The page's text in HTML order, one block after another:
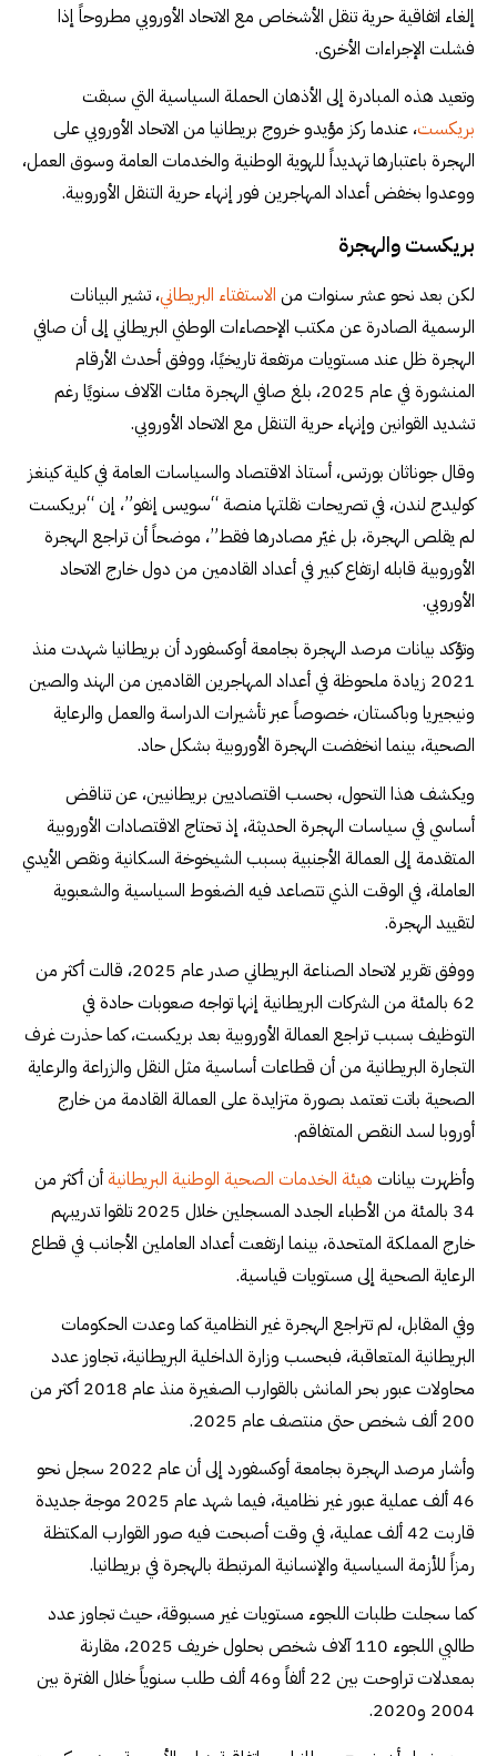
إلغاء اتفاقية حرية تنقل الأشخاص مع الاتحاد الأوروبي مطروحاً إذا
فشلت الإجراءات الأخرى.
وتعيد هذه المبادرة إلى الأذهان الحملة السياسية التي سبقت
بريكست، عندما ركز مؤيدو خروج بريطانيا من الاتحاد الأوروبي على
الهجرة باعتبارها تهديداً للهوية الوطنية والخدمات العامة وسوق العمل،
ووعدوا بخفض أعداد المهاجرين فور إنهاء حرية التنقل الأوروبية.
بريكست والهجرة
لكن بعد نحو عشر سنوات من الاستفتاء البريطاني، تشير البيانات
الرسمية الصادرة عن مكتب الإحصاءات الوطني البريطاني إلى أن صافي
الهجرة ظل عند مستويات مرتفعة تاريخيًا، ووفق أحدث الأرقام
المنشورة في عام 2025، بلغ صافي الهجرة مئات الآلاف سنويًا رغم
تشديد القوانين وإنهاء حرية التنقل مع الاتحاد الأوروبي.
وقال جوناثان بورتس، أستاذ الاقتصاد والسياسات العامة في كلية كينغز
كوليدج لندن، في تصريحات نقلتها منصة “سويس إنفو”، إن “بريكست
لم يقلص الهجرة، بل غيّر مصادرها فقط”، موضحاً أن تراجع الهجرة
الأوروبية قابله ارتفاع كبير في أعداد القادمين من دول خارج الاتحاد
الأوروبي.
وتؤكد بيانات مرصد الهجرة بجامعة أوكسفورد أن بريطانيا شهدت منذ
2021 زيادة ملحوظة في أعداد المهاجرين القادمين من الهند والصين
ونيجيريا وباكستان، خصوصاً عبر تأشيرات الدراسة والعمل والرعاية
الصحية، بينما انخفضت الهجرة الأوروبية بشكل حاد.
ويكشف هذا التحول، بحسب اقتصاديين بريطانيين، عن تناقض
أساسي في سياسات الهجرة الحديثة، إذ تحتاج الاقتصادات الأوروبية
المتقدمة إلى العمالة الأجنبية بسبب الشيخوخة السكانية ونقص الأيدي
العاملة، في الوقت الذي تتصاعد فيه الضغوط السياسية والشعبوية
لتقييد الهجرة.
ووفق تقرير لاتحاد الصناعة البريطاني صدر عام 2025، قالت أكثر من
62 بالمئة من الشركات البريطانية إنها تواجه صعوبات حادة في
التوظيف بسبب تراجع العمالة الأوروبية بعد بريكست، كما حذرت غرف
التجارة البريطانية من أن قطاعات أساسية مثل النقل والزراعة والرعاية
الصحية باتت تعتمد بصورة متزايدة على العمالة القادمة من خارج
أوروبا لسد النقص المتفاقم.
وأظهرت بيانات هيئة الخدمات الصحية الوطنية البريطانية أن أكثر من
34 بالمئة من الأطباء الجدد المسجلين خلال 2025 تلقوا تدريبهم
خارج المملكة المتحدة، بينما ارتفعت أعداد العاملين الأجانب في قطاع
الرعاية الصحية إلى مستويات قياسية.
وفي المقابل، لم تتراجع الهجرة غير النظامية كما وعدت الحكومات
البريطانية المتعاقبة، فبحسب وزارة الداخلية البريطانية، تجاوز عدد
محاولات عبور بحر المانش بالقوارب الصغيرة منذ عام 2018 أكثر من
200 ألف شخص حتى منتصف عام 2025.
وأشار مرصد الهجرة بجامعة أوكسفورد إلى أن عام 2022 سجل نحو
46 ألف عملية عبور غير نظامية، فيما شهد عام 2025 موجة جديدة
قاربت 42 ألف عملية، في وقت أصبحت فيه صور القوارب المكتظة
رمزاً للأزمة السياسية والإنسانية المرتبطة بالهجرة في بريطانيا.
كما سجلت طلبات اللجوء مستويات غير مسبوقة، حيث تجاوز عدد
طالبي اللجوء 110 آلاف شخص بحلول خريف 2025، مقارنة
بمعدلات تراوحت بين 22 ألفاً و46 ألف طلب سنوياً خلال الفترة بين
2004 و2020.